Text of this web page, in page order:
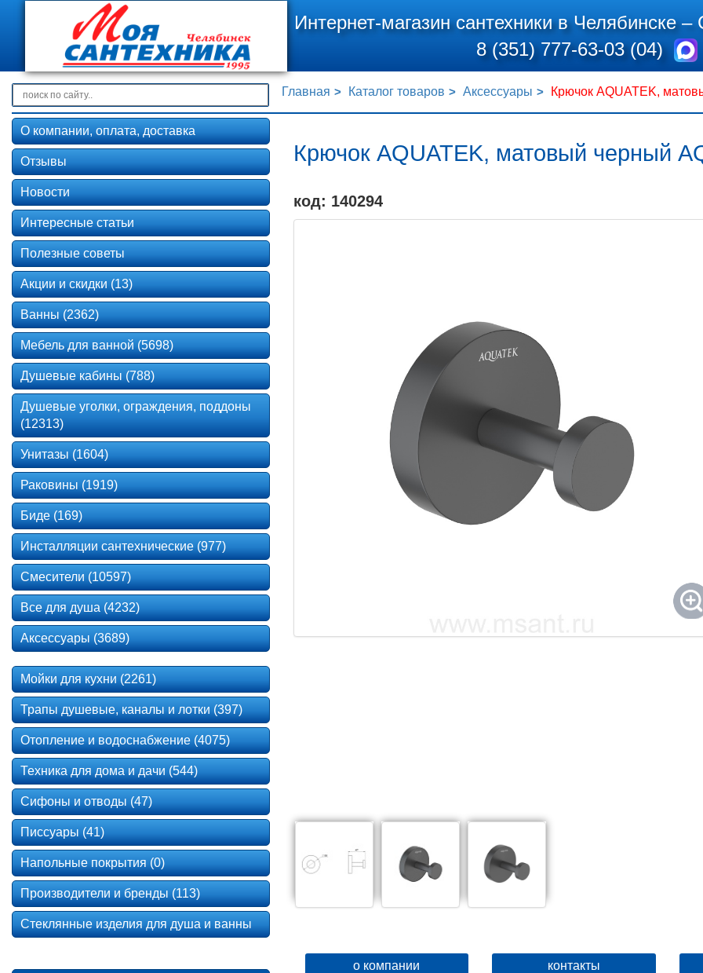
Интернет-магазин сантехники в Челябинске –
8 (351) 777-63-03 (04)
Главная Каталог товаров Аксессуары Крючок AQUATEK,
Крючок AQUATEK, матовый черный
код: 140294
о компании контакты
О компании, оплата, доставка
Отзывы
Новости
Интересные статьи
Полезные советы
Акции и скидки (13)
Ванны (2362)
Мебель для ванной (5698)
Душевые кабины (788)
Душевые уголки, ограждения, поддоны
(12313)
Унитазы (1604)
Раковины (1919)
Биде (169)
Инсталляции сантехнические (977)
Смесители (10597)
Все для душа (4232)
Аксессуары (3689)
Мойки для кухни (2261)
Трапы душевые, каналы и лотки (397)
Отопление и водоснабжение (4075)
Техника для дома и дачи (544)
Сифоны и отводы (47)
Писсуары (41)
Напольные покрытия (0)
Производители и бренды (113)
Стеклянные изделия для душа и ванны